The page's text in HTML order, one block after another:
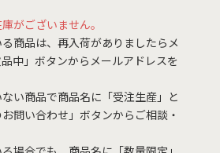
がございません。
商品は、再入荷がありましたらメ
中」ボタンからメールアドレスを
い商品で商品名に「受注生産」と
問い合わせ」ボタンからご相談・